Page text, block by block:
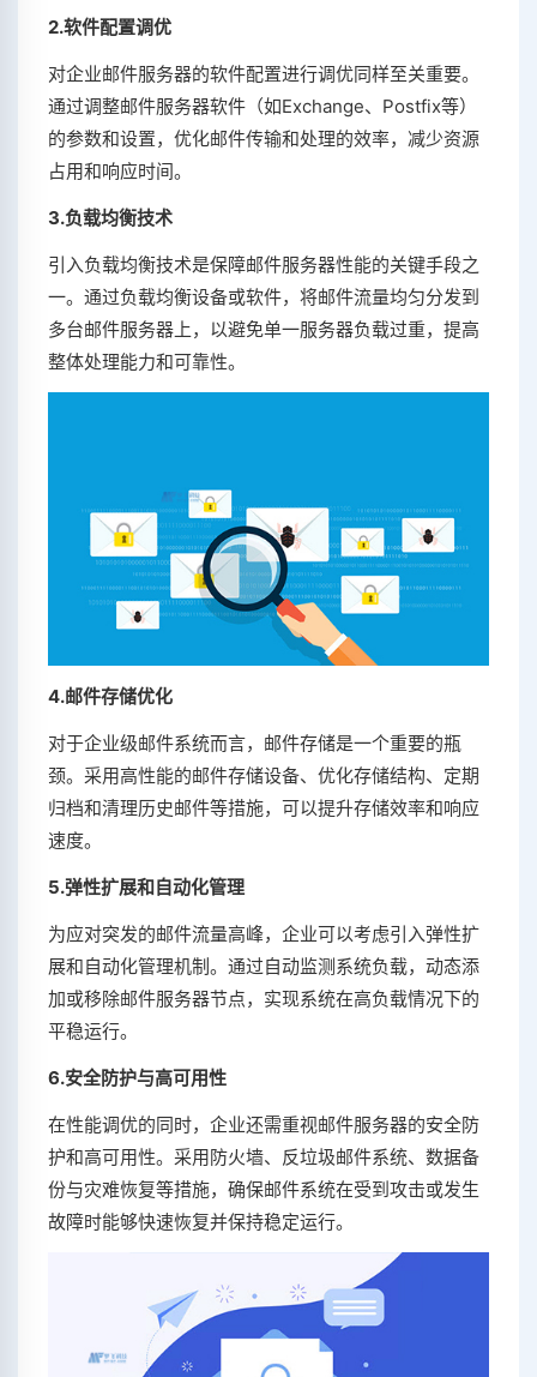
2.软件配置调优
对企业邮件服务器的软件配置进行调优同样至关重要。
通过调整邮件服务器软件（如Exchange、Postfix等）
的参数和设置，优化邮件传输和处理的效率，减少资源
占用和响应时间。
3.负载均衡技术
引入负载均衡技术是保障邮件服务器性能的关键手段之
一。通过负载均衡设备或软件，将邮件流量均匀分发到
多台邮件服务器上，以避免单一服务器负载过重，提高
整体处理能力和可靠性。
4.邮件存储优化
对于企业级邮件系统而言，邮件存储是一个重要的瓶
颈。采用高性能的邮件存储设备、优化存储结构、定期
归档和清理历史邮件等措施，可以提升存储效率和响应
速度。
5.弹性扩展和自动化管理
为应对突发的邮件流量高峰，企业可以考虑引入弹性扩
展和自动化管理机制。通过自动监测系统负载，动态添
加或移除邮件服务器节点，实现系统在高负载情况下的
平稳运行。
6.安全防护与高可用性
在性能调优的同时，企业还需重视邮件服务器的安全防
护和高可用性。采用防火墙、反垃圾邮件系统、数据备
份与灾难恢复等措施，确保邮件系统在受到攻击或发生
故障时能够快速恢复并保持稳定运行。